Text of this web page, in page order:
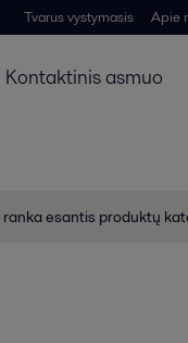
Tvarus vystymasis Apie
Kontaktinis asmuo
ranka esantis produktų